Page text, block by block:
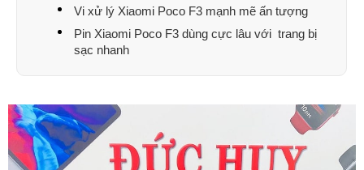
Vi xử lý Xiaomi Poco F3 mạnh mẽ ấn tượng
Pin Xiaomi Poco F3 dùng cực lâu với trang bị
sạc nhanh